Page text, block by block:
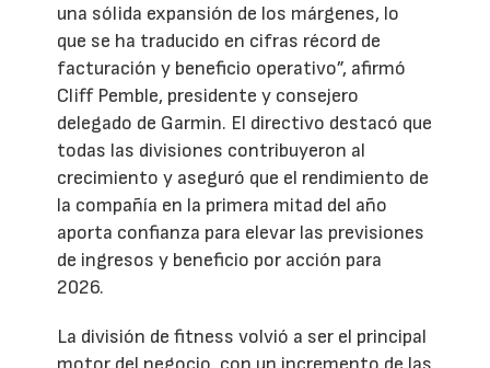
una sólida expansión de los márgenes, lo
que se ha traducido en cifras récord de
facturación y beneficio operativo”, afirmó
Cliff Pemble, presidente y consejero
delegado de Garmin. El directivo destacó que
todas las divisiones contribuyeron al
crecimiento y aseguró que el rendimiento de
la compañía en la primera mitad del año
aporta confianza para elevar las previsiones
de ingresos y beneficio por acción para
2026.
La división de fitness volvió a ser el principal